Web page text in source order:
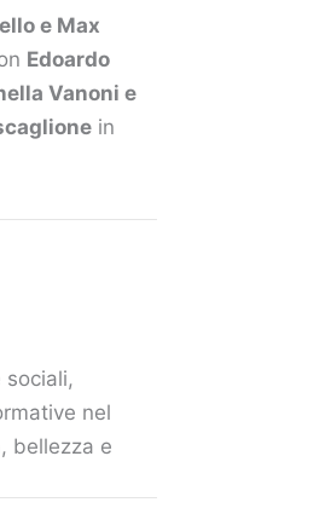
e Max
Edoardo
Vanoni e
in
nel
bellezza e